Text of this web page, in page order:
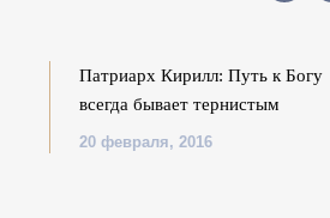
Патриарх Кирилл: Путь к Богу
всегда бывает тернистым
20 февраля, 2016